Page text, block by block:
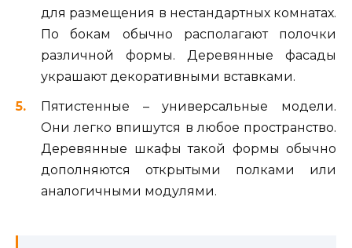
для размещения в нестандартных комнатах.
По бокам обычно располагают полочки
различной формы. Деревянные фасады
украшают декоративными вставками.
Пятистенные – универсальные модели.
Они легко впишутся в любое пространство.
Деревянные шкафы такой формы обычно
дополняются открытыми полками или
аналогичными модулями.